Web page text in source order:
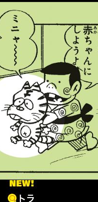
NEW!
トラ